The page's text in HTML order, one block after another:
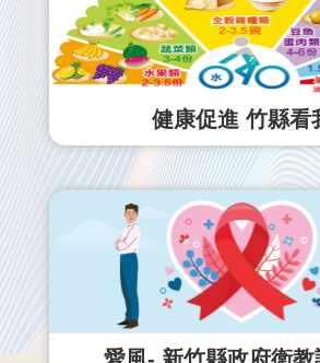
健康促進 竹縣看